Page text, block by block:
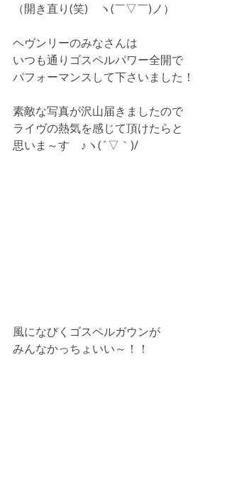
（開き直り(笑)　ヽ(￣▽￣)ノ）
ヘヴンリーのみなさんは
いつも通りゴスペルパワー全開で
パフォーマンスして下さいました！
素敵な写真が沢山届きましたので
ライヴの熱気を感じて頂けたらと
思いま～す　♪ヽ(´▽｀)/
風になびくゴスペルガウンが
みんなかっちょいい～！！